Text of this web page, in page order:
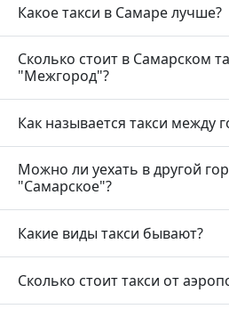
Какое такси в Самаре лучше?
Сколько стоит в Самарском
"Межгород"?
Как называется такси между
Можно ли уехать в другой
"Самарское"?
Какие виды такси бывают?
Сколько стоит такси от